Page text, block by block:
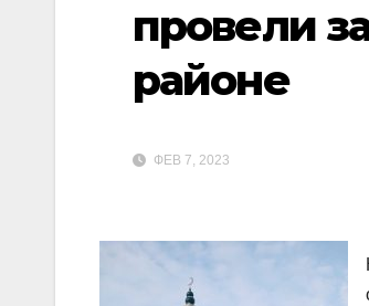
провели
районе
ФЕВ 7, 2023